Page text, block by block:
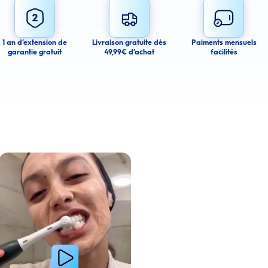
agree to receive email communications regarding this product. We may use
messages about product availability. We process your personal data as
may withdraw your consent or manage your email preferences at any time.
1 an d’extension de
garantie gratuit
Livraison gratuite dès
49,99€ d’achat
Paiments mensuels
facilités
l’apparence de ses dents tachées grâce aux produits Oral-B
Lire la vidéo : Une jeune femme partage sa routine du soir pour des gencives plus saines avec les